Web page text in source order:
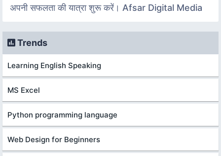
अपनी सफलता की यात्रा शुरू करें। Afsar Digital Media
Trends
Learning English Speaking
MS Excel
Python programming language
Web Design for Beginners